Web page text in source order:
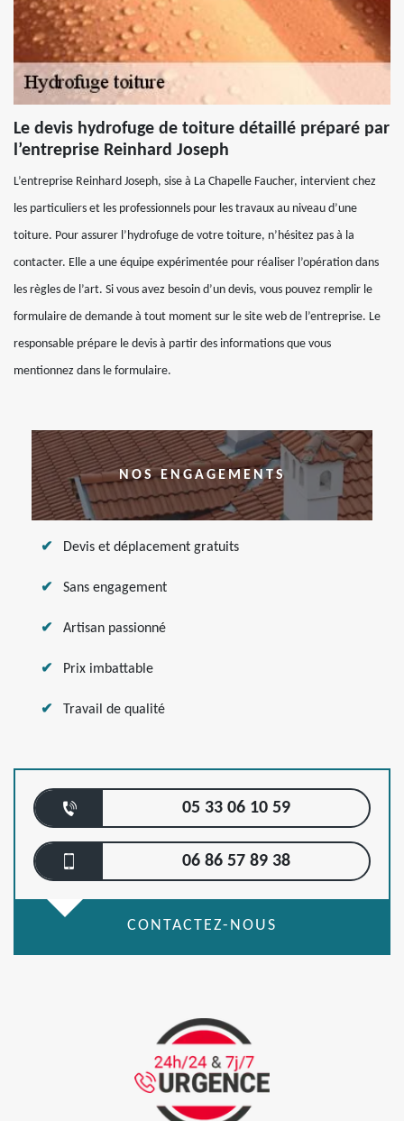
Le devis hydrofuge de toiture détaillé préparé par
l’entreprise Reinhard Joseph
L’entreprise Reinhard Joseph, sise à La Chapelle Faucher, intervient chez
les particuliers et les professionnels pour les travaux au niveau d’une
toiture. Pour assurer l’hydrofuge de votre toiture, n’hésitez pas à la
contacter. Elle a une équipe expérimentée pour réaliser l’opération dans
les règles de l’art. Si vous avez besoin d’un devis, vous pouvez remplir le
formulaire de demande à tout moment sur le site web de l’entreprise. Le
responsable prépare le devis à partir des informations que vous
mentionnez dans le formulaire.
NOS ENGAGEMENTS
Devis et déplacement gratuits
Sans engagement
Artisan passionné
Prix imbattable
Travail de qualité
05 33 06 10 59
06 86 57 89 38
CONTACTEZ-NOUS